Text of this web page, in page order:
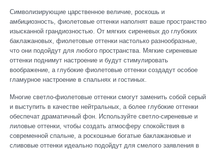
Символизирующие царственное величие, роскошь и
амбициозность, фиолетовые оттенки наполнят ваше пространство
изысканной грандиозностью. От мягких сиреневых до глубоких
баклажановых, фиолетовые оттенки настолько разнообразные,
что они подойдут для любого пространства. Мягкие сиреневые
оттенки поднимут настроение и будут стимулировать
воображение, а глубокие фиолетовые оттенки создадут особое
гламурное настроение в спальнях и гостиных.
Многие светло-фиолетовые оттенки смогут заменить собой серый
и выступить в качестве нейтральных, а более глубокие оттенки
обеспечат драматичный фон. Используйте светло-сиреневые и
лиловые оттенки, чтобы создать атмосферу спокойствия в
современной спальне, а роскошные богатые баклажановые и
сливовые оттенки идеально подойдут для смелого заявления в